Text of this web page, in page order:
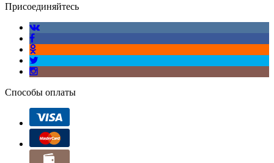
Присоединяйтесь
Способы оплаты